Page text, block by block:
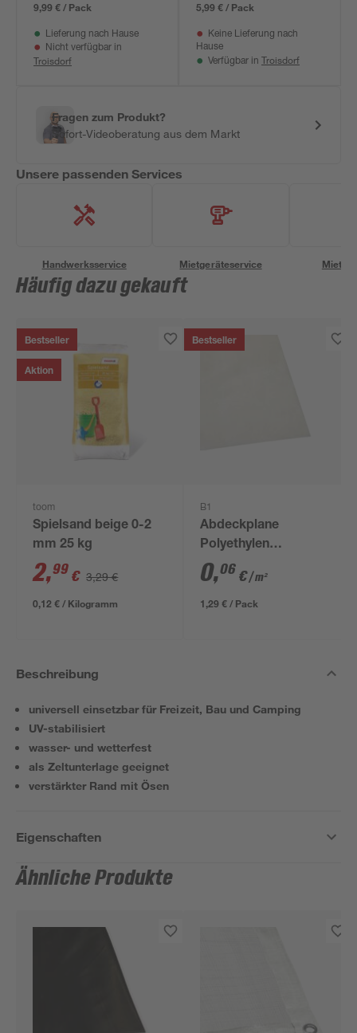
9,99 € / Pack
Lieferung nach Hause
Nicht verfügbar in
Troisdorf
5,99 € / Pack
Keine Lieferung nach
Hause
Verfügbar in Troisdorf
Fragen zum Produkt?
Sofort-Videoberatung aus dem Markt
Unsere passenden Services
Handwerksservice Mietgeräteservice
Häufig dazu gekauft
Bestseller
Aktion
toom
Spielsand beige 0-2
mm 25 kg
2,99 € 3,29 €
0,12 € / Kilogramm
Bestseller
B1
Abdeckplane
Polyethylen
transparent 4 x 5 m
0,06 €/ m²
1,29 € / Pack
Beschreibung
universell einsetzbar für Freizeit, Bau und Camping
UV-stabilisiert
wasser- und wetterfest
als Zeltunterlage geeignet
verstärkter Rand mit Ösen
Eigenschaften
Ähnliche Produkte